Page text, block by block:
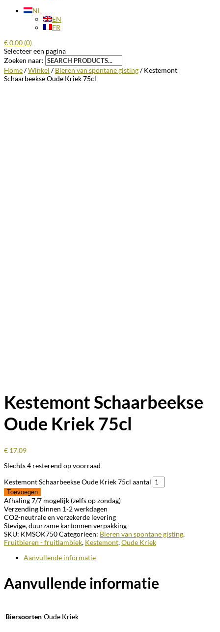
NL
EN
FR
€0,00 (0)
Selecteer een pagina
Zoeken naar:
Home/Winkel /Bieren van spontane gisting/ Kestemont
Schaarbeekse Oude Kriek 75cl
Kestemont Schaarbeekse
Oude Kriek 75cl
€ 17,09
Slechts 4 resterend op voorraad
Kestemont Schaarbeekse Oude Kriek 75cl aantal
Toevoegen
Afhaling 7/7 mogelijk (zelfs op zondag)
Verzending binnen 1-2 werkdagen
CO2-neutrale en verzekerde levering
Stevige, duurzame kartonnen verpakking
SKU: KMSOK750Categorieën: Bieren van spontane gisting,
Fruitbieren - fruitlambiek, Kestemont,Oude Kriek
Aanvullende informatie
Aanvullende informatie
Biersoorten Oude Kriek